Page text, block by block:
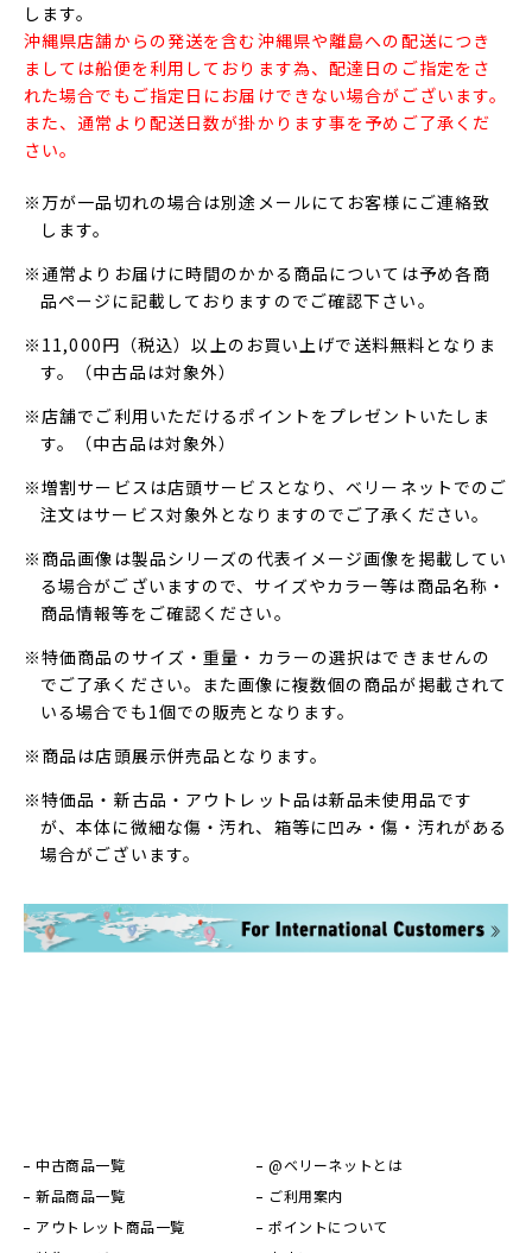
します。
沖縄県店舗からの発送を含む沖縄県や離島への配送につき
ましては船便を利用しております為、配達日のご指定をさ
れた場合でもご指定日にお届けできない場合がございます。
また、通常より配送日数が掛かります事を予めご了承くだ
さい。
※万が一品切れの場合は別途メールにてお客様にご連絡致
します。
※通常よりお届けに時間のかかる商品については予め各商
品ページに記載しておりますのでご確認下さい。
※11,000円（税込）以上のお買い上げで送料無料となりま
す。（中古品は対象外）
※店舗でご利用いただけるポイントをプレゼントいたしま
す。（中古品は対象外）
※増割サービスは店頭サービスとなり、ベリーネットでのご
注文はサービス対象外となりますのでご了承ください。
※商品画像は製品シリーズの代表イメージ画像を掲載してい
る場合がございますので、サイズやカラー等は商品名称・
商品情報等をご確認ください。
※特価商品のサイズ・重量・カラーの選択はできませんの
でご了承ください。また画像に複数個の商品が掲載されて
いる場合でも1個での販売となります。
※商品は店頭展示併売品となります。
※特価品・新古品・アウトレット品は新品未使用品です
が、本体に微細な傷・汚れ、箱等に凹み・傷・汚れがある
場合がございます。
中古商品一覧
新品商品一覧
アウトレット商品一覧
@ベリーネットとは
ご利用案内
ポイントについて